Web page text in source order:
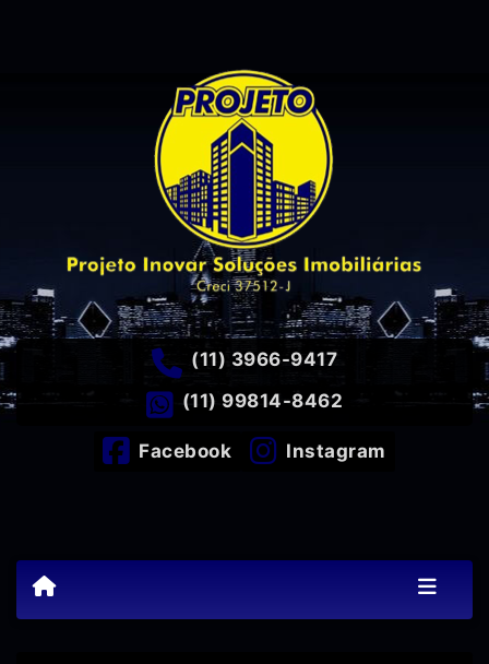
(11) 3966-9417
(11) 99814-8462
Facebook Instagram